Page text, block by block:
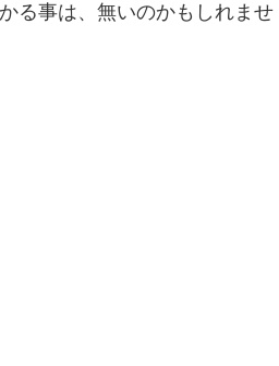
る事は、無いのかもしれませ